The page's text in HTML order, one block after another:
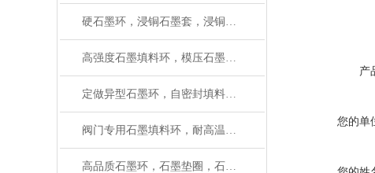
硬石墨环，浸铜石墨套，浸铜石墨管生产厂家
高强度石墨填料环，模压石墨环应用
定做异型石墨环，自密封填料环厂家（质量保障）
阀门专用石墨填料环，耐高温柔性石墨环使用温度
高品质石墨环，石墨垫圈，石墨填料环厂家
产
您的单